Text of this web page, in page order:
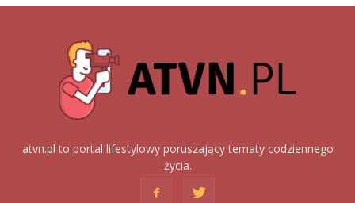
atvn.pl to portal lifestylowy poruszający tematy codziennego
życia.